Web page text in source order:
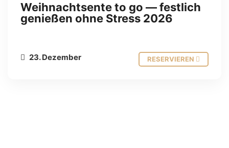
Weihnachtsente to go — festlich
genießen ohne Stress 2026
23. Dezember RESERVIEREN